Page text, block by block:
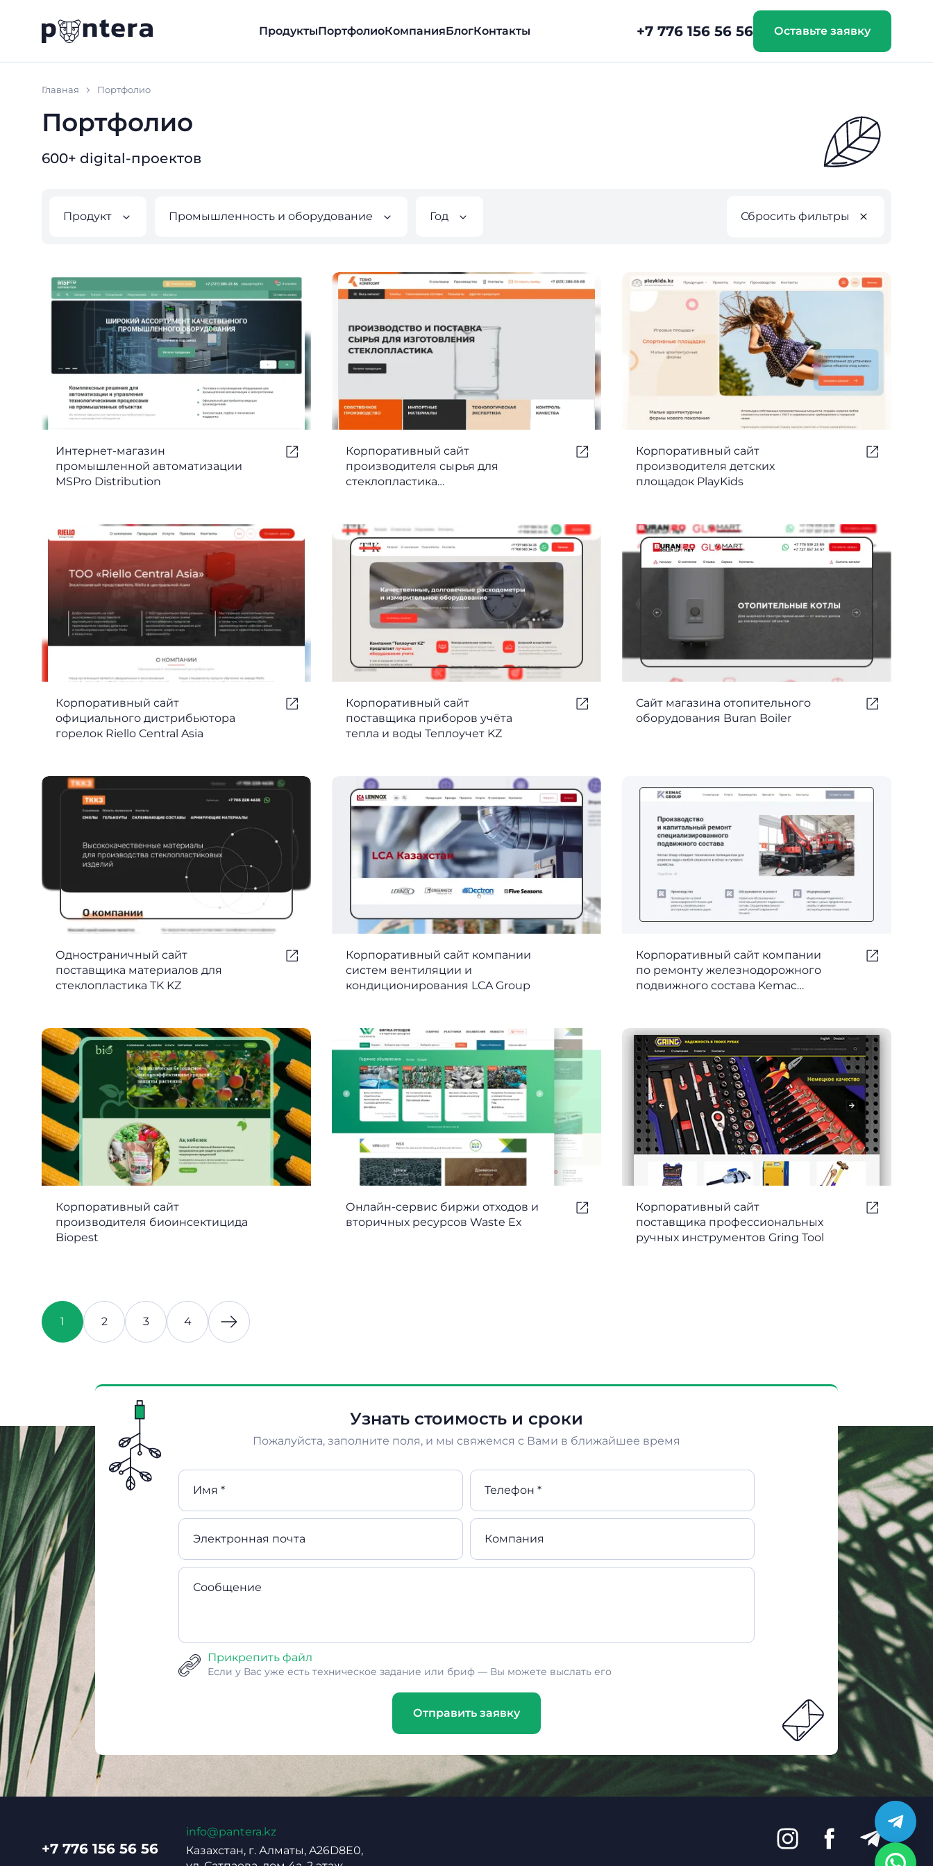
ПродуктыПортфолиоКомпанияБлогКонтакты +7 776 156 56 56 Оставьте заявку
Главная Портфолио
Портфолио
600+ digital-проектов
Продукт Промышленность и оборудование Год Сбросить фильтры
Интернет-магазин
промышленной автоматизации
MSPro Distribution
Корпоративный сайт
производителя сырья для
стеклопластика
Корпоративный сайт
производителя детских
площадок PlayKids
Корпоративный сайт
официального дистрибьютора
горелок Riello Central Asia
Корпоративный сайт
поставщика приборов учёта
тепла и воды Теплоучет KZ
Сайт магазина отопительного
оборудования Buran Boiler
Одностраничный сайт
поставщика материалов для
стеклопластика TK KZ
Корпоративный сайт компании
систем вентиляции и
кондиционирования LCA Group
Корпоративный сайт компании
по ремонту железнодорожного
подвижного состава Kemac
Корпоративный сайт
производителя биоинсектицида
Biopest
Онлайн-сервис биржи отходов и
вторичных ресурсов Waste Ex
Корпоративный сайт
поставщика профессиональных
ручных инструментов Gring Tool
1 2 3 4
Узнать стоимость и сроки
Пожалуйста, заполните поля, и мы свяжемся с Вами в ближайшее время
Имя * Телефон *
Электронная почта Компания
Сообщение
Прикрепить файл
Если у Вас уже есть техническое задание или бриф — Вы можете выслать его
Отправить заявку
+7 776 156 56 56
info@pantera.kz
Казахстан, г. Алматы, A26D8E0,